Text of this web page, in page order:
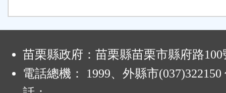
苗栗縣政府：苗栗縣苗栗市縣府路100
電話總機： 1999、外縣市(037)322150